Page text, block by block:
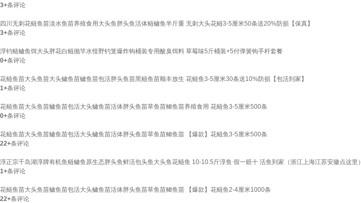
3+条评论
四川无刺花鲢鱼苗淡水鱼苗养殖食用大头鱼胖头鱼活体鲢鳙鱼半斤重 无刺大头花鲢3-5厘米50条送20%防损【保真】
3+条评论
浮钓鲢鳙鱼饵大头胖花白鲢抛竿水怪野钓笼爆炸钩桶装专用酸臭饵料 草莓味5斤桶装+5付弹簧钩手杆套餐
0+条评论
花鲢鱼苗大头鱼苗大头鳙鱼苗鳙鱼苗包活胖头鱼苗黑鲢鱼苗顺丰放生 花鲢鱼3-5厘米30条送10%防损【包活到家】
1+条评论
花鲢鱼苗大头鱼苗鳙鱼苗包活大头鳙鱼苗活体胖头鱼苗草鱼苗鲫鱼苗养殖食用 花鲢鱼3-5厘米500条
0+条评论
花鲢鱼苗大头鱼苗鳙鱼苗包活大头鳙鱼苗活体胖头鱼苗草鱼苗鲫鱼苗 【爆款】花鲢鱼3-5厘米500条
22+条评论
淳正宗千岛湖淳牌有机鱼鲢鳙鱼原生态胖头鱼鲜活包头鱼大头鱼花鲢鱼 10-10.5斤淳鱼 假一赔十 活鱼到家（浙江上海江苏安徽点这里）
1+条评论
花鲢鱼苗大头鱼苗鳙鱼苗包活大头鳙鱼苗活体胖头鱼苗草鱼苗鲫鱼苗 【爆款】花鲢鱼2-4厘米1000条
22+条评论